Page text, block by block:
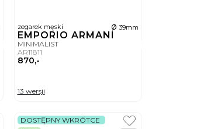
zegarek męski ø 39mm
EMPORIO ARMANI
MINIMALIST
AR11811
870,-
13 wersji
DOSTĘPNY WKRÓTCE